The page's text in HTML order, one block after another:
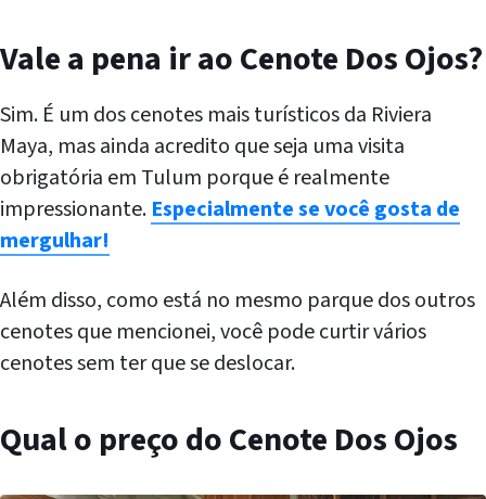
Vale a pena ir ao Cenote Dos Ojos?
Sim. É um dos cenotes mais turísticos da Riviera
Maya, mas ainda acredito que seja uma visita
obrigatória em Tulum porque é realmente
impressionante. Especialmente se você gosta de
mergulhar!
Além disso, como está no mesmo parque dos outros
cenotes que mencionei, você pode curtir vários
cenotes sem ter que se deslocar.
Qual o preço do Cenote Dos Ojos